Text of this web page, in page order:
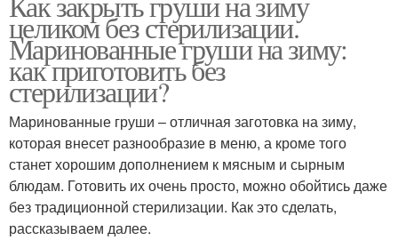
целиком без стерилизации.
Маринованные груши на зиму:
как приготовить без
стерилизации?
Маринованные груши – отличная заготовка на зиму,
которая внесет разнообразие в меню, а кроме того
станет хорошим дополнением к мясным и сырным
блюдам. Готовить их очень просто, можно обойтись даже
без традиционной стерилизации. Как это сделать,
рассказываем далее.